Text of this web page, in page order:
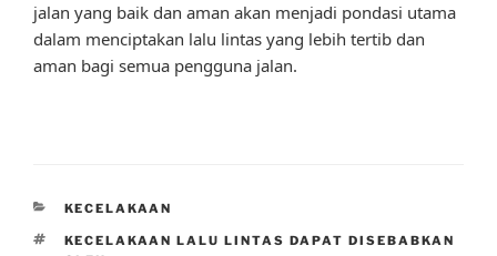
jalan yang baik dan aman akan menjadi pondasi utama
dalam menciptakan lalu lintas yang lebih tertib dan
aman bagi semua pengguna jalan.
CATEGORIES
KECELAKAAN
TAGS
KECELAKAAN LALU LINTAS DAPAT DISEBABKAN